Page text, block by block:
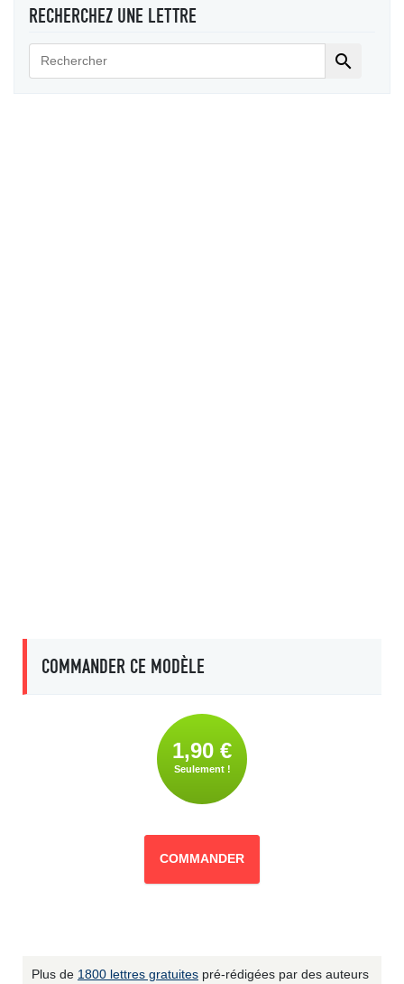
RECHERCHEZ UNE LETTRE

COMMANDER CE MODÈLE
1,90 €
Seulement !
COMMANDER
Plus de 1800 lettres gratuites pré-rédigées par des auteurs